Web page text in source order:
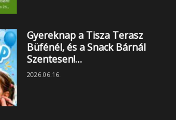
Gyereknap a Tisza Terasz
Büfénél, és a Snack Bárnál
Szentesen!…
2026.06.16.